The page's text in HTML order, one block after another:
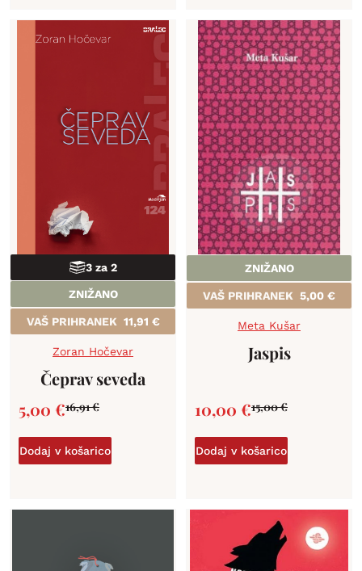
3 za 2
ZNIŽANO
VAŠ PRIHRANEK 11,91 €
Zoran Hočevar
Čeprav seveda
16,91€
5,00 €
Dodaj v košarico
ZNIŽANO
VAŠ PRIHRANEK 5,00 €
Meta Kušar
Jaspis
15,00€
10,00 €
Dodaj v košarico